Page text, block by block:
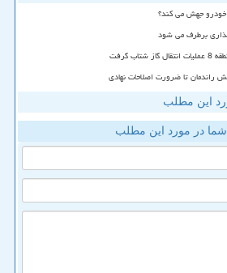
جهش می کند؟
برطرف می شود
گرفت
تا ضرورت اصلاحات نهادی
این مطلب
در مورد این مطلب